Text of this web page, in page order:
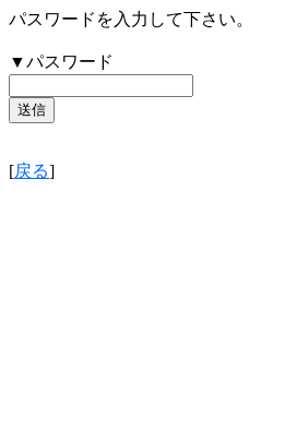
パスワードを入力して下さい。
▼パスワード
[戻る]